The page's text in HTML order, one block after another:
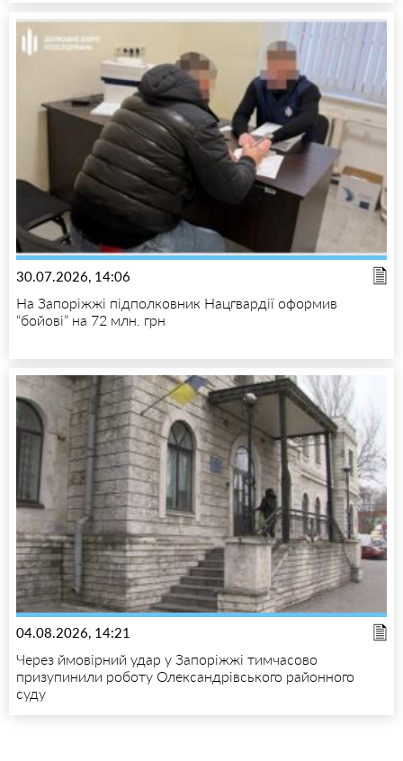
30.07.2026, 14:06
На Запоріжжі підполковник Нацгвардії оформив
“бойові” на 72 млн. грн
04.08.2026, 14:21
Через ймовірний удар у Запоріжжі тимчасово
призупинили роботу Олександрівського районного
суду